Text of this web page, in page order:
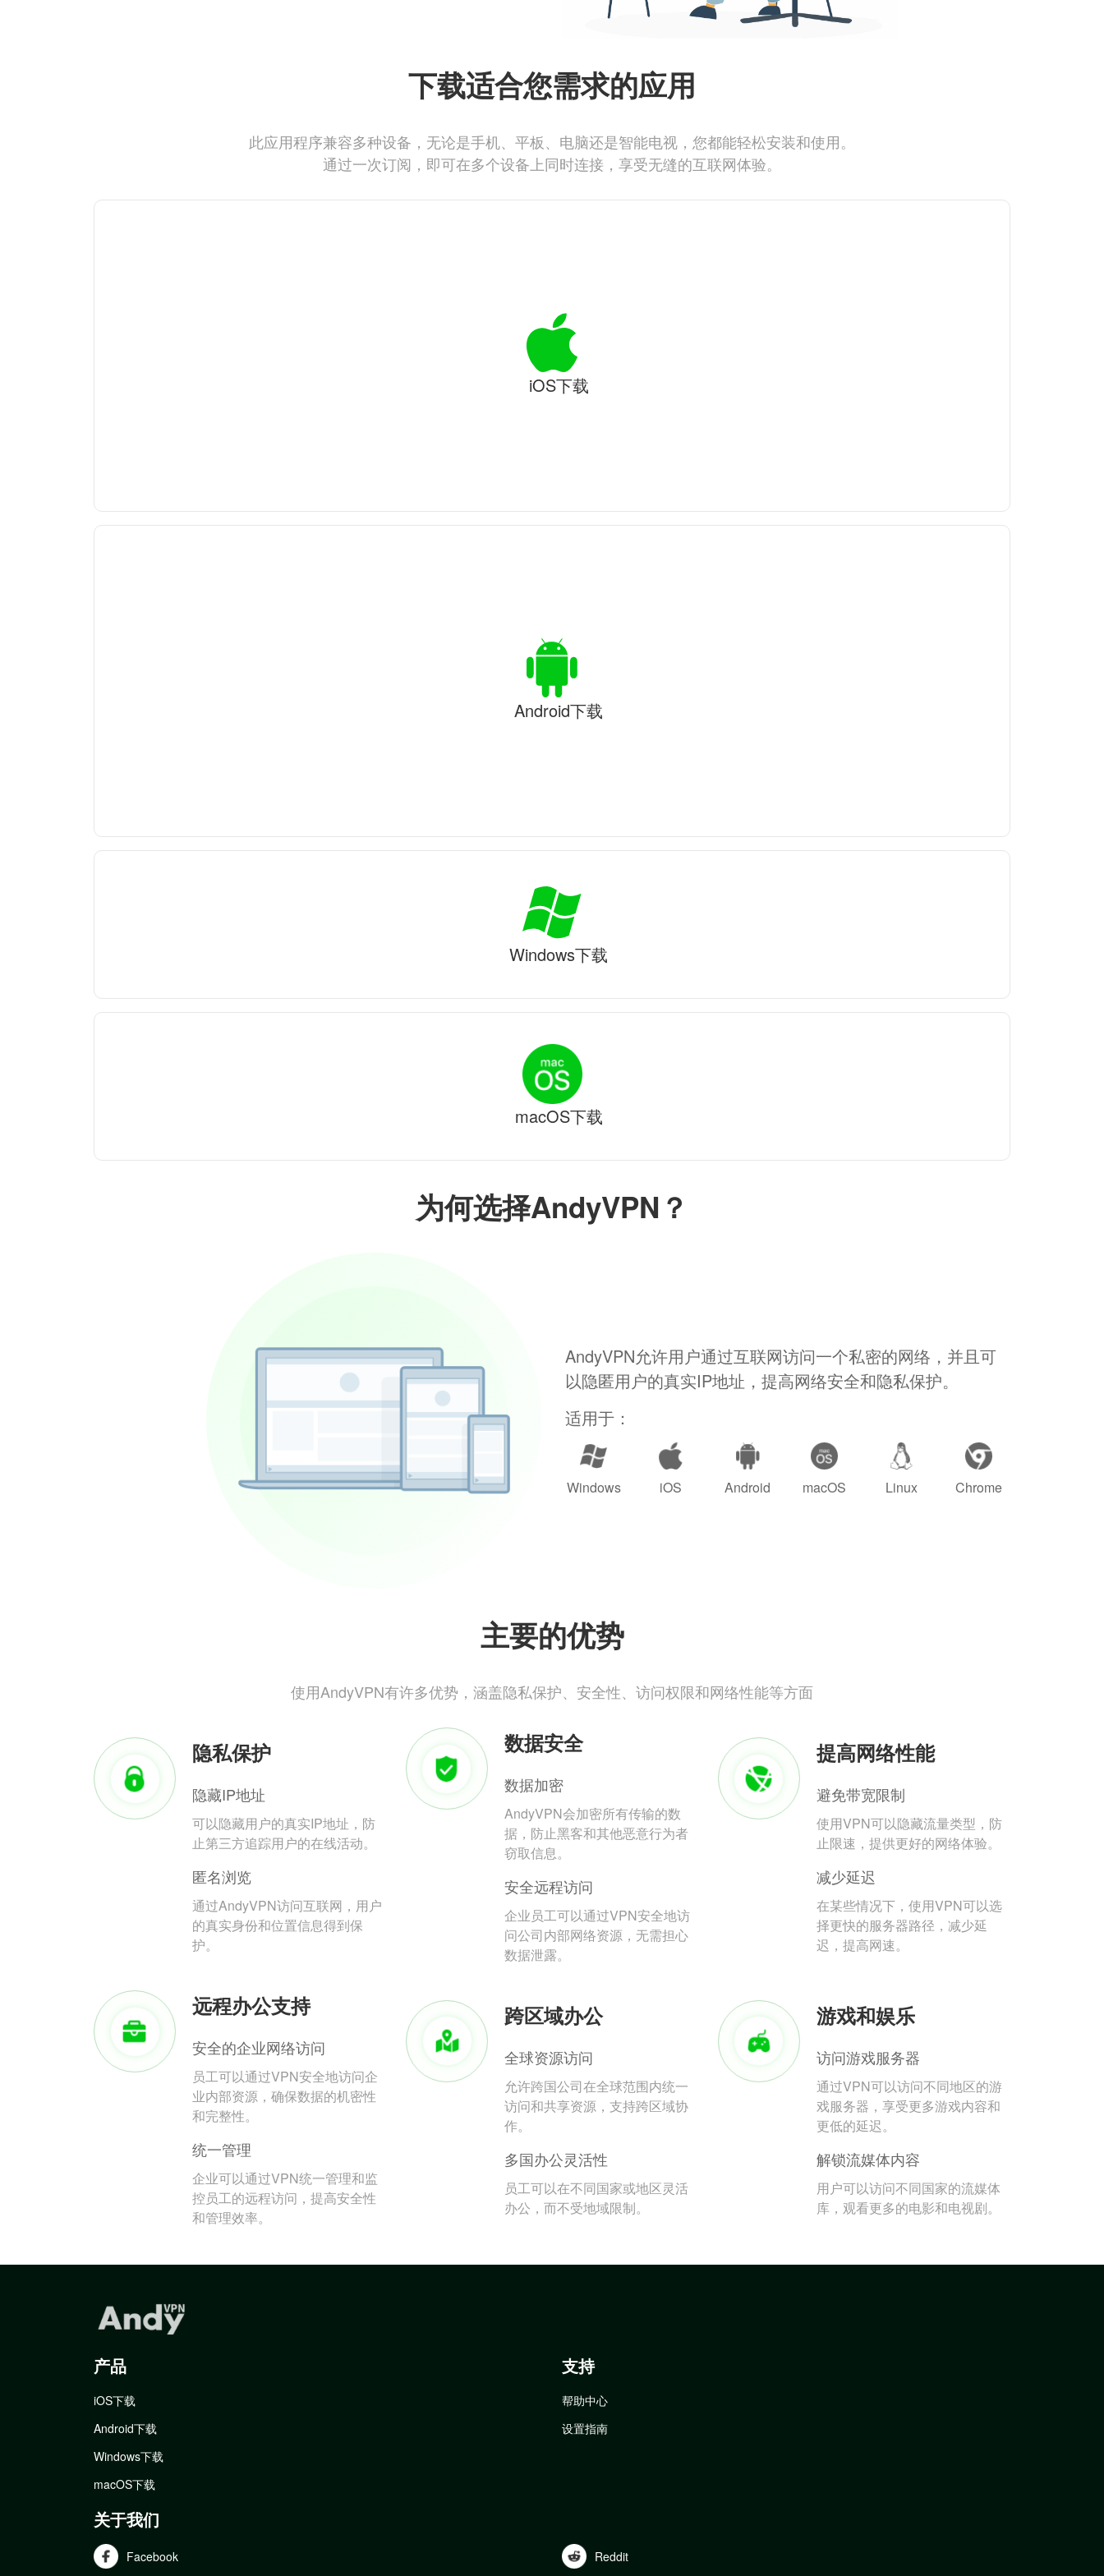
为何选择AndyVPN？
AndyVPN允许用户通过互联网访问一个私密的网络，并且可
以隐匿用户的真实IP地址，提高网络安全和隐私保护。
适用于：
Windows iOS Android macOS Linux Chrome
主要的优势
使用AndyVPN有许多优势，涵盖隐私保护、安全性、访问权限和网络性能等方面
隐私保护
隐藏IP地址
可以隐藏用户的真实IP地址，防
止第三方追踪用户的在线活动。
匿名浏览
通过AndyVPN访问互联网，用户
的真实身份和位置信息得到保
护。
数据安全
数据加密
AndyVPN会加密所有传输的数
据，防止黑客和其他恶意行为者
窃取信息。
安全远程访问
企业员工可以通过VPN安全地访
问公司内部网络资源，无需担心
数据泄露。
提高网络性能
避免带宽限制
使用VPN可以隐藏流量类型，防
止限速，提供更好的网络体验。
减少延迟
在某些情况下，使用VPN可以选
择更快的服务器路径，减少延
迟，提高网速。
远程办公支持
安全的企业网络访问
员工可以通过VPN安全地访问企
业内部资源，确保数据的机密性
和完整性。
统一管理
企业可以通过VPN统一管理和监
控员工的远程访问，提高安全性
和管理效率。
跨区域办公
全球资源访问
允许跨国公司在全球范围内统一
访问和共享资源，支持跨区域协
作。
多国办公灵活性
员工可以在不同国家或地区灵活
办公，而不受地域限制。
游戏和娱乐
访问游戏服务器
通过VPN可以访问不同地区的游
戏服务器，享受更多游戏内容和
更低的延迟。
解锁流媒体内容
用户可以访问不同国家的流媒体
库，观看更多的电影和电视剧。
下载适合您需求的应用
此应用程序兼容多种设备，无论是手机、平板、电脑还是智能电视，您都能轻松安装和使用。
通过一次订阅，即可在多个设备上同时连接，享受无缝的互联网体验。
iOS下载
Android下载
Windows下载
macOS下载
产品
iOS下载
Android下载
Windows下载
macOS下载
支持
帮助中心
设置指南
关于我们
Facebook Reddit